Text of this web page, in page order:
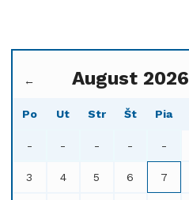
← August 2026
Po Ut Str Št Pia
- - - - -
3 4 5 6 7